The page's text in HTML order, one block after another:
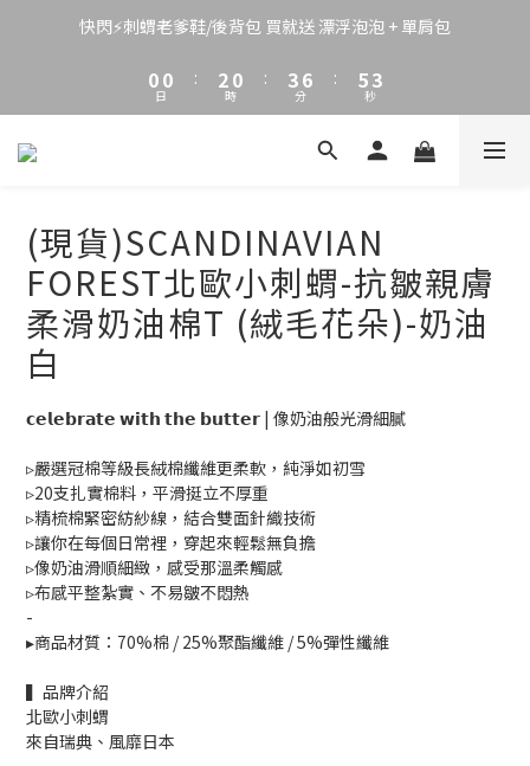
快閃⚡刺蝟老爹鞋/後背包 買就送 漂浮泡泡 + 單肩包
2
0
2
0
日
:
4
2
1
2
0
時
:
5
3
2
8
6
5
0
分
:
7
5
4
2
3
1
0
秒
(現貨)SCANDINAVIAN
FOREST北歐小刺蝟-抗皺親膚
柔滑奶油棉T (絨毛花朵)-奶油
白
𝗰𝗲𝗹𝗲𝗯𝗿𝗮𝘁𝗲 𝘄𝗶𝘁𝗵 𝘁𝗵𝗲 𝗯𝘂𝘁𝘁𝗲𝗿 | 像奶油般光滑細膩
▹嚴選冠棉等級長絨棉纖維更柔軟，純淨如初雪
▹20支扎實棉料，平滑挺立不厚重
▹精梳棉緊密紡紗線，結合雙面針織技術
▹讓你在每個日常裡，穿起來輕鬆無負擔
▹像奶油滑順細緻，感受那溫柔觸感
▹布感平整紮實、不易皺不悶熱
-
▸商品材質：70%棉 / 25%聚酯纖維 / 5%彈性纖維
▍品牌介紹
北歐小刺蝟
來自瑞典、風靡日本